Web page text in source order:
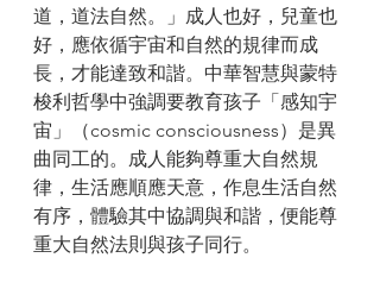
道，道法自然。」成人也好，兒童也
好，應依循宇宙和自然的規律而成
長，才能達致和諧。中華智慧與蒙特
梭利哲學中強調要教育孩子「感知宇
宙」（cosmic consciousness）是異
曲同工的。成人能夠尊重大自然規
律，生活應順應天意，作息生活自然
有序，體驗其中協調與和諧，便能尊
重大自然法則與孩子同行。